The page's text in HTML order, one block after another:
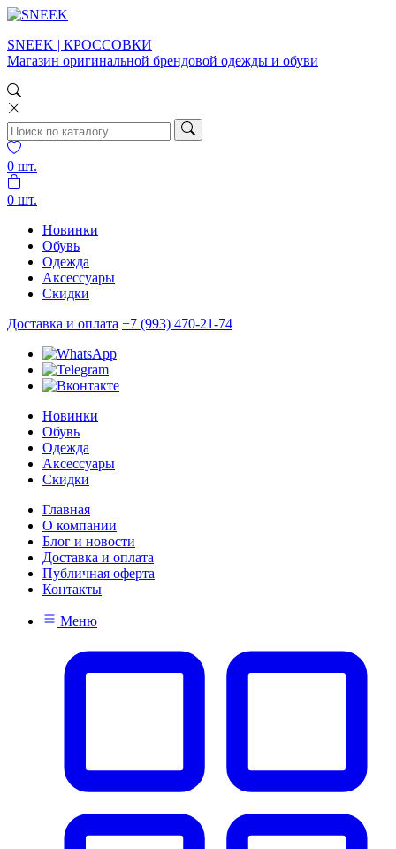
SNEEK | КРОССОВКИ
Магазин оригинальной брендовой одежды и обуви
0 шт.
0 шт.
Новинки
Обувь
Одежда
Аксессуары
Скидки
Доставка и оплата +7 (993) 470-21-74
Новинки
Обувь
Одежда
Аксессуары
Скидки
Главная
О компании
Блог и новости
Доставка и оплата
Публичная оферта
Контакты
Меню